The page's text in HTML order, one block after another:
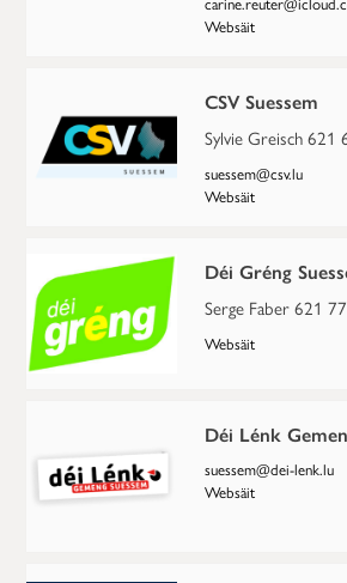
Websäit
CSV Suessem
Sylvie Greisch 621
suessem@csv.lu
Websäit
Déi Gréng
Serge Faber 621
Websäit
Déi Lénk
suessem@dei-lenk.lu
Websäit